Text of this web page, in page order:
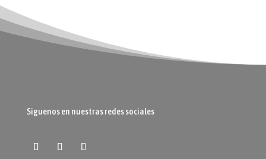
Siguenos en nuestras redes sociales